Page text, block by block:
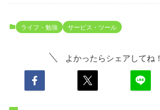
ライフ・勉強 サービス・ツール
よかったらシェアしてね！